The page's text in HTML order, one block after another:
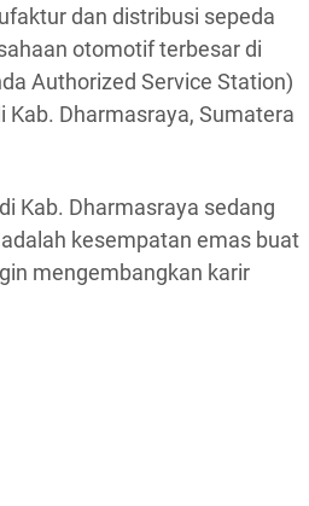
dan distribusi sepeda
otomotif terbesar di
Authorized Service Station)
Dharmasraya, Sumatera
Kab. Dharmasraya sedang
kesempatan emas buat
mengembangkan karir